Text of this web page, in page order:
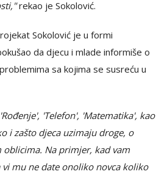
rekao je Sokolović.
Sokolović je u formi
da djecu i mlade informiše o
sa kojima se susreću u
'Telefon', 'Matematika', kao
i zašto djeca uzimaju droge, o
Na primjer, kad vam
vi mu ne date onoliko novca koliko